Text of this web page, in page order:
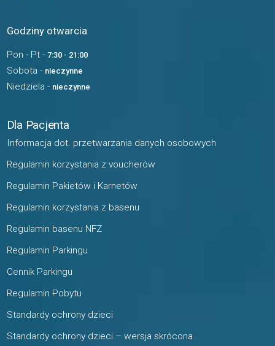
Godziny otwarcia
Pon - Pt - 7:30 - 21:00
Sobota - nieczynne
Niedziela - nieczynne
Dla Pacjenta
Informacja dot. przetwarzania danych osobowych
Regulamin korzystania z voucherów
Regulamin Pakietów i Karnetów
Regulamin korzystania z basenu
Regulamin basenu NFZ
Regulamin Parkingu
Cennik Parkingu
Regulamin Pobytu
Standardy ochrony dzieci
Standardy ochrony dzieci – wersja skrócona